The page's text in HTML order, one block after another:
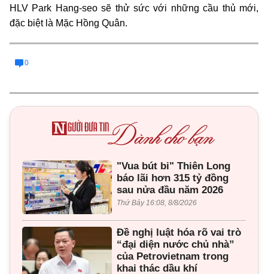
HLV Park Hang-seo sẽ thử sức với những cầu thủ mới,
đặc biệt là Mặc Hồng Quân.
0
"Vua bút bi" Thiên Long
báo lãi hơn 315 tỷ đồng
sau nửa đầu năm 2026
Thứ Bảy 16:08, 8/8/2026
Đề nghị luật hóa rõ vai trò
“đại diện nước chủ nhà”
của Petrovietnam trong
khai thác dầu khí